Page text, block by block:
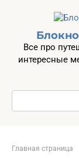
Все про
интересные
Поиск:
Главная страница